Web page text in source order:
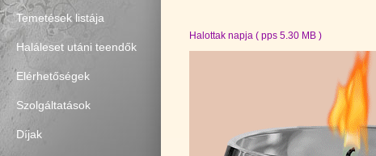
Temetések listája
Haláleset utáni teendők
Elérhetőségek
Szolgáltatások
Díjak
Halottak napja ( pps 5.30 MB )